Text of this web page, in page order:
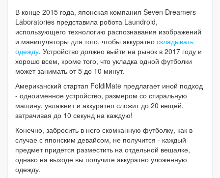
В конце 2015 года, японская компания Seven Dreamers
Laboratories представила робота Laundroid,
использующего технологию распознавания изображений
и манипуляторы для того, чтобы аккуратно складывать
одежду. Устройство должно выйти на рынок в 2017 году и
хорошо всем, кроме того, что укладка одной футболки
может занимать от 5 до 10 минут.
Американский стартап FoldiMate предлагает иной подход
- одноименное устройство, размером со стиральную
машину, увлажнит и аккуратно сложит до 20 вещей,
затрачивая до 10 секунд на каждую!
Конечно, забросить в него скомканную футболку, как в
случае с японским девайсом, не получится - каждый
предмет придется разместить на отдельной вешалке,
однако на выходе вы получите аккуратно уложенную
одежду.